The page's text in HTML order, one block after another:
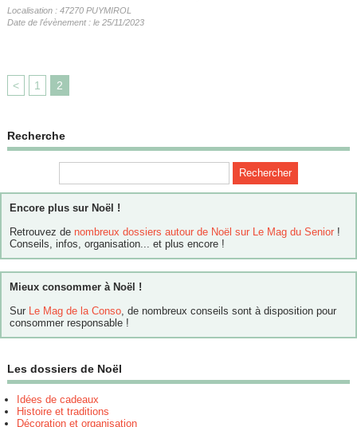
Localisation : 47270 PUYMIROL
Date de l'évènement : le 25/11/2023
< 1 2
Recherche
Encore plus sur Noël !
Retrouvez de nombreux dossiers autour de Noël sur Le Mag du Senior !
Conseils, infos, organisation... et plus encore !
Mieux consommer à Noël !
Sur Le Mag de la Conso , de nombreux conseils sont à disposition pour
consommer responsable !
Les dossiers de Noël
Idées de cadeaux
Histoire et traditions
Décoration et organisation